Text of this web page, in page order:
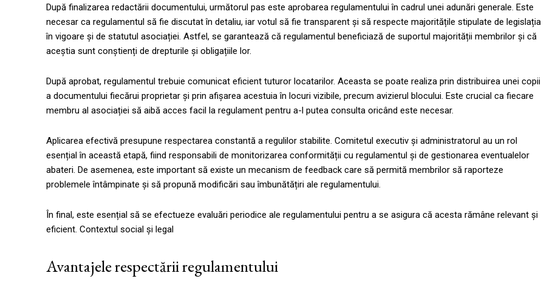
După finalizarea redactării documentului, următorul pas este aprobarea regulamentului în cadrul unei adunări generale. Este
necesar ca regulamentul să fie discutat în detaliu, iar votul să fie transparent și să respecte majoritățile stipulate de legislația
în vigoare și de statutul asociației. Astfel, se garantează că regulamentul beneficiază de suportul majorității membrilor și că
aceștia sunt conștienți de drepturile și obligațiile lor.
După aprobat, regulamentul trebuie comunicat eficient tuturor locatarilor. Aceasta se poate realiza prin distribuirea unei copii
a documentului fiecărui proprietar și prin afișarea acestuia în locuri vizibile, precum avizierul blocului. Este crucial ca fiecare
membru al asociației să aibă acces facil la regulament pentru a-l putea consulta oricând este necesar.
Aplicarea efectivă presupune respectarea constantă a regulilor stabilite. Comitetul executiv și administratorul au un rol
esențial în această etapă, fiind responsabili de monitorizarea conformității cu regulamentul și de gestionarea eventualelor
abateri. De asemenea, este important să existe un mecanism de feedback care să permită membrilor să raporteze
problemele întâmpinate și să propună modificări sau îmbunătățiri ale regulamentului.
În final, este esențial să se efectueze evaluări periodice ale regulamentului pentru a se asigura că acesta rămâne relevant și
eficient. Contextul social și legal
Avantajele respectării regulamentului